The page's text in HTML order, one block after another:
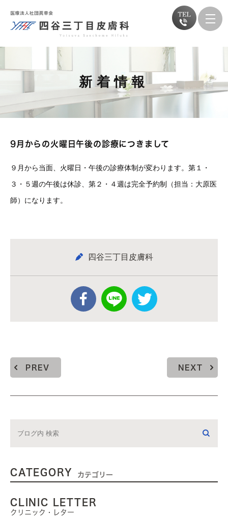
新着情報
9月からの火曜日午後の診療につきまして
９月から当面、火曜日・午後の診療体制が変わります。第１・
３・５週の午後は休診、第２・４週は完全予約制（担当：大原医
師）になります。
四谷三丁目皮膚科
PREV NEXT
CATEGORY カテゴリー
CLINIC LETTER
クリニック・レター